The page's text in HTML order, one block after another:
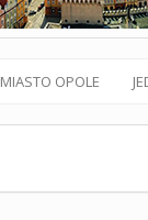
MIASTO OPOLE